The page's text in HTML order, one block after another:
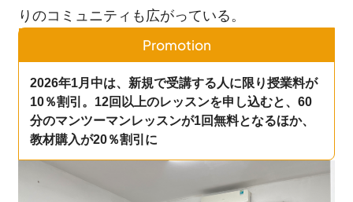
りのコミュニティも広がっている。
Promotion
2026年1月中は、新規で受講する人に限り授業料が
10％割引。12回以上のレッスンを申し込むと、60
分のマンツーマンレッスンが1回無料となるほか、
教材購入が20％割引に